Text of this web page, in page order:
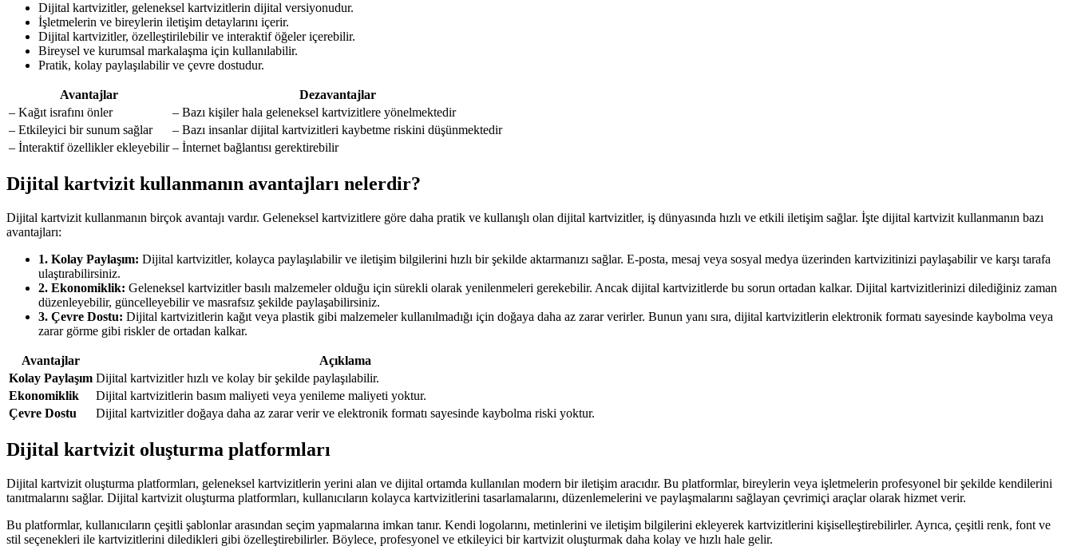
Dijital kartvizitler, geleneksel kartvizitlerin dijital versiyonudur.
İşletmelerin ve bireylerin iletişim detaylarını içerir.
Dijital kartvizitler, özelleştirilebilir ve interaktif öğeler içerebilir.
Bireysel ve kurumsal markalaşma için kullanılabilir.
Pratik, kolay paylaşılabilir ve çevre dostudur.
Avantajlar
Dezavantajlar
– Kağıt israfını önler
– Bazı kişiler hala geleneksel kartvizitlere yönelmektedir
– Etkileyici bir sunum sağlar
– Bazı insanlar dijital kartvizitleri kaybetme riskini düşünmektedir
– İnteraktif özellikler ekleyebilir – İnternet bağlantısı gerektirebilir
Dijital kartvizit kullanmanın avantajları nelerdir?
Dijital kartvizit kullanmanın birçok avantajı vardır. Geleneksel kartvizitlere göre daha pratik ve kullanışlı olan dijital kartvizitler, iş dünyasında hızlı ve etkili iletişim sağlar. İşte dijital kartvizit kullanmanın bazı
avantajları:
1. Kolay Paylaşım: Dijital kartvizitler, kolayca paylaşılabilir ve iletişim bilgilerini hızlı bir şekilde aktarmanızı sağlar. E-posta, mesaj veya sosyal medya üzerinden kartvizitinizi paylaşabilir ve karşı tarafa
ulaştırabilirsiniz.
2. Ekonomiklik: Geleneksel kartvizitler basılı malzemeler olduğu için sürekli olarak yenilenmeleri gerekebilir. Ancak dijital kartvizitlerde bu sorun ortadan kalkar. Dijital kartvizitlerinizi dilediğiniz zaman
düzenleyebilir, güncelleyebilir ve masrafsız şekilde paylaşabilirsiniz.
3. Çevre Dostu: Dijital kartvizitlerin kağıt veya plastik gibi malzemeler kullanılmadığı için doğaya daha az zarar verirler. Bunun yanı sıra, dijital kartvizitlerin elektronik formatı sayesinde kaybolma veya
zarar görme gibi riskler de ortadan kalkar.
Avantajlar
Açıklama
Kolay Paylaşım Dijital kartvizitler hızlı ve kolay bir şekilde paylaşılabilir.
Ekonomiklik
Dijital kartvizitlerin basım maliyeti veya yenileme maliyeti yoktur.
Çevre Dostu
Dijital kartvizitler doğaya daha az zarar verir ve elektronik formatı sayesinde kaybolma riski yoktur.
Dijital kartvizit oluşturma platformları
Dijital kartvizit oluşturma platformları, geleneksel kartvizitlerin yerini alan ve dijital ortamda kullanılan modern bir iletişim aracıdır. Bu platformlar, bireylerin veya işletmelerin profesyonel bir şekilde kendilerini
tanıtmalarını sağlar. Dijital kartvizit oluşturma platformları, kullanıcıların kolayca kartvizitlerini tasarlamalarını, düzenlemelerini ve paylaşmalarını sağlayan çevrimiçi araçlar olarak hizmet verir.
Bu platformlar, kullanıcıların çeşitli şablonlar arasından seçim yapmalarına imkan tanır. Kendi logolarını, metinlerini ve iletişim bilgilerini ekleyerek kartvizitlerini kişiselleştirebilirler. Ayrıca, çeşitli renk, font ve
stil seçenekleri ile kartvizitlerini diledikleri gibi özelleştirebilirler. Böylece, profesyonel ve etkileyici bir kartvizit oluşturmak daha kolay ve hızlı hale gelir.